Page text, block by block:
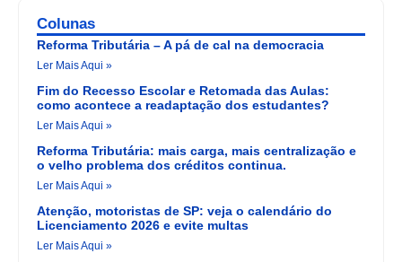
Colunas
Reforma Tributária – A pá de cal na democracia
Ler Mais Aqui »
Fim do Recesso Escolar e Retomada das Aulas:
como acontece a readaptação dos estudantes?
Ler Mais Aqui »
Reforma Tributária: mais carga, mais centralização e
o velho problema dos créditos continua.
Ler Mais Aqui »
Atenção, motoristas de SP: veja o calendário do
Licenciamento 2026 e evite multas
Ler Mais Aqui »